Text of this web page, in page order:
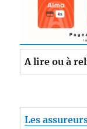
A lire ou à
Les